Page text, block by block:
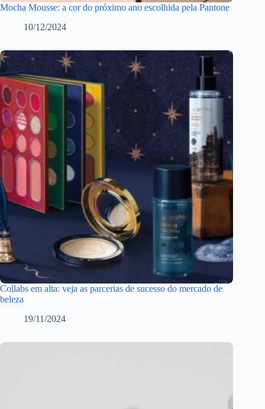
Mocha Mousse: a cor do próximo ano escolhida pela Pantone
10/12/2024
Collabs em alta: veja as parcerias de sucesso do mercado de
beleza
19/11/2024